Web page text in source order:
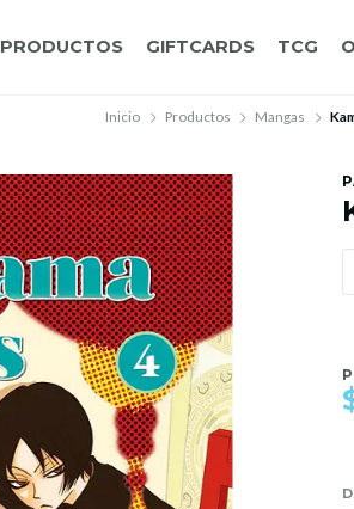
PRODUCTOS GIFTCARDS TCG
Inicio Productos Mangas